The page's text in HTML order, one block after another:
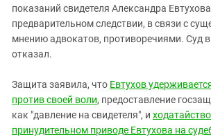
показаний свидетеля Александра
предварительном следствии, в связи с
мнению адвокатов, противоречиями. Суд в
отказал.
Защита заявила, что Евтухов
против своей воли, предоставление
как "давление на свидетеля", и
принудительном приводе Евтухова на